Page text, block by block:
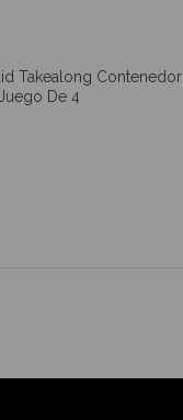
Takealong Contenedor
De 4